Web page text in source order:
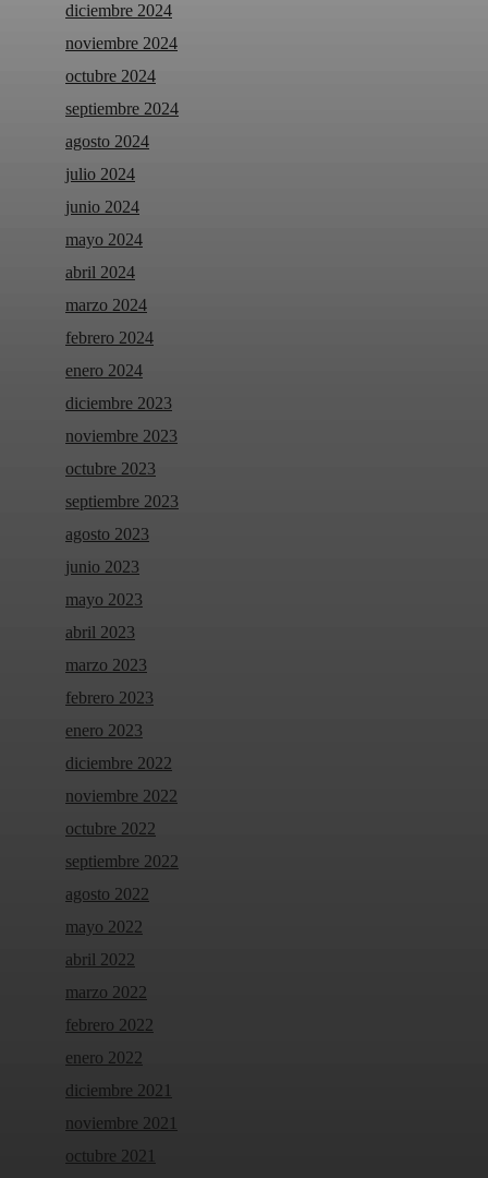
diciembre 2024
noviembre 2024
octubre 2024
septiembre 2024
agosto 2024
julio 2024
junio 2024
mayo 2024
abril 2024
marzo 2024
febrero 2024
enero 2024
diciembre 2023
noviembre 2023
octubre 2023
septiembre 2023
agosto 2023
junio 2023
mayo 2023
abril 2023
marzo 2023
febrero 2023
enero 2023
diciembre 2022
noviembre 2022
octubre 2022
septiembre 2022
agosto 2022
mayo 2022
abril 2022
marzo 2022
febrero 2022
enero 2022
diciembre 2021
noviembre 2021
octubre 2021